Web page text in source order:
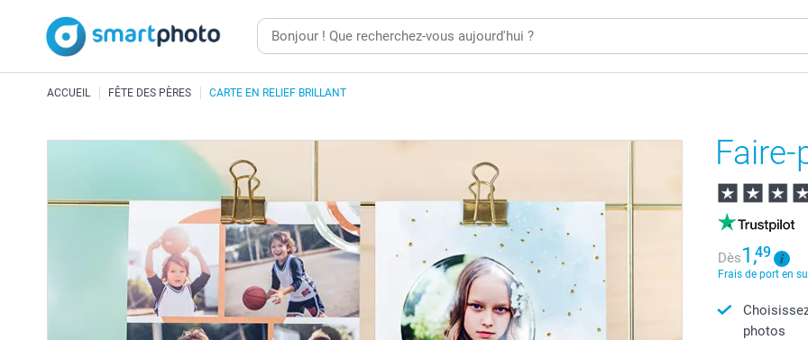
ACCUEIL FÊTE DES PÈRES CARTE EN RELIEF BRILLANT
Dès1,49
Frais de port en
photos